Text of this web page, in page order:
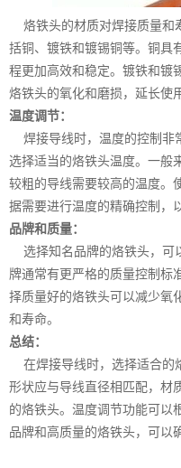
烙铁头的材质对焊接质量和
括铜、镀铁和镀锡铜等。铜具
程更加高效和稳定。镀铁和镀
烙铁头的氧化和磨损，延长使
温度调节：
焊接导线时，温度的控制非
选择适当的烙铁头温度。一般
较粗的导线需要较高的温度。
据需要进行温度的精确控制，
品牌和质量：
选择知名品牌的烙铁头，可
牌通常有更严格的质量控制标
择质量好的烙铁头可以减少氧
和寿命。
总结：
在焊接导线时，选择适合的
形状应与导线直径相匹配，材
的烙铁头。温度调节功能可以
品牌和高质量的烙铁头，可以